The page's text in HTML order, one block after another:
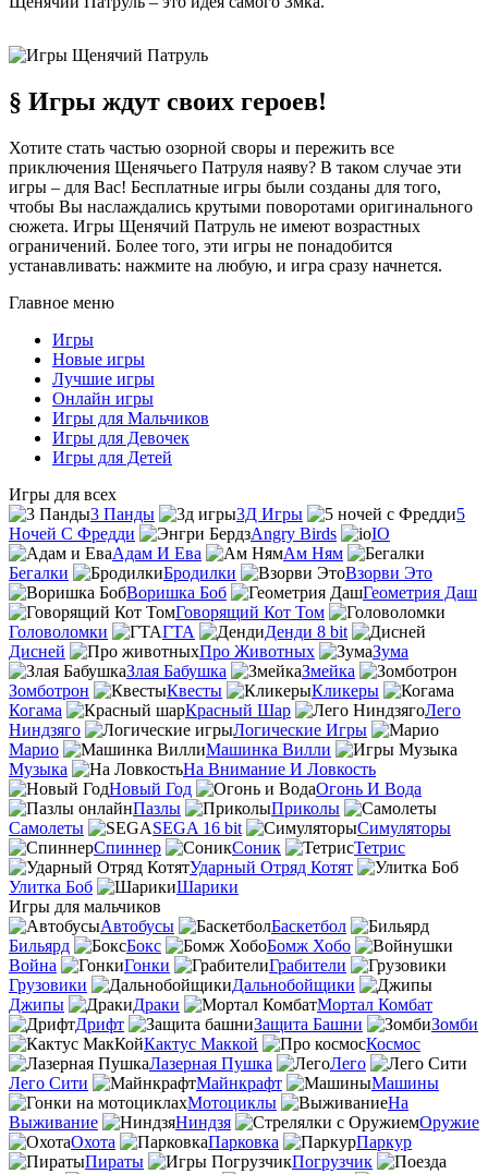
§ Игры ждут своих героев!
Хотите стать частью озорной своры и пережить все
приключения Щенячьего Патруля наяву? В таком случае эти
игры – для Вас! Бесплатные игры были созданы для того,
чтобы Вы наслаждались крутыми поворотами оригинального
сюжета. Игры Щенячий Патруль не имеют возрастных
ограничений. Более того, эти игры не понадобится
устанавливать: нажмите на любую, и игра сразу начнется.
Главное меню
Игры
Новые игры
Лучшие игры
Онлайн игры
Игры для Мальчиков
Игры для Девочек
Игры для Детей
Игры для всех
3 Панды
3Д Игры
5
Ночей С Фредди
Angry Birds
IO
Адам И Ева
Ам Ням
Бегалки
Бродилки
Взорви Это
Воришка Боб
Геометрия Даш
Говорящий Кот Том
Головоломки
ГТА
Денди 8 bit
Дисней
Про Животных
Зума
Злая Бабушка
Змейка
Зомботрон
Квесты
Кликеры
Когама
Красный Шар
Лего
Ниндзяго
Логические Игры
Марио
Машинка Вилли
Музыка
На Внимание И Ловкость
Новый Год
Огонь И Вода
Пазлы
Приколы
Самолеты
SEGA 16 bit
Симуляторы
Спиннер
Соник
Тетрис
Ударный Отряд Котят
Улитка Боб
Шарики
Игры для мальчиков
Автобусы
Баскетбол
Бильярд
Бокс
Бомж Хобо
Война
Гонки
Грабители
Грузовики
Дальнобойщики
Джипы
Драки
Мортал Комбат
Дрифт
Защита Башни
Зомби
Кактус Маккой
Космос
Лазерная Пушка
Лего
Лего Сити
Майнкрафт
Машины
Мотоциклы
На
Выживание
Ниндзя
Оружие
Охота
Парковка
Паркур
Пираты
Погрузчик